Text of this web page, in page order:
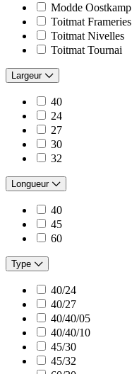
Modde Oostkamp
Toitmat Frameries
Toitmat Nivelles
Toitmat Tournai
Largeur
40
24
27
30
32
Longueur
40
45
60
Type
40/24
40/27
40/40/05
40/40/10
45/30
45/32